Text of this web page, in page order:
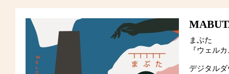
まぶた
『ウェル
デジタル